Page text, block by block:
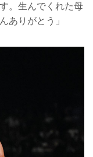
。生んでくれた母
ありがとう」